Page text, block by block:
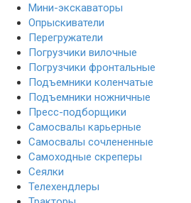
Мини-экскаваторы
Опрыскиватели
Перегружатели
Погрузчики вилочные
Погрузчики фронтальные
Подъемники коленчатые
Подъемники ножничные
Пресс-подборщики
Самосвалы карьерные
Самосвалы сочлененные
Самоходные скреперы
Сеялки
Телехендлеры